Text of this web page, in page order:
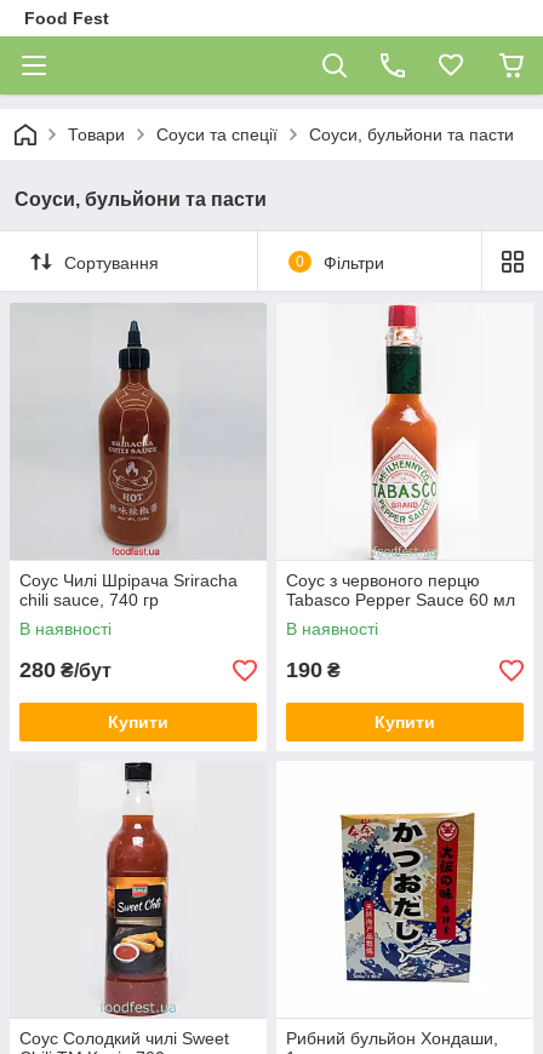
Food Fest
Товари Соуси та спеції Соуси, бульйони та пасти
Соуси, бульйони та пасти
Сортування 0 Фільтри
Соус Чилі Шрірача Sriracha
chili sauce, 740 гр
В наявності
280 ₴/бут
Купити
Соус з червоного перцю
Tabasco Pepper Sauce 60 мл
В наявності
190 ₴
Купити
Соус Солодкий чилі Sweet
Рибний бульйон Хондаши,